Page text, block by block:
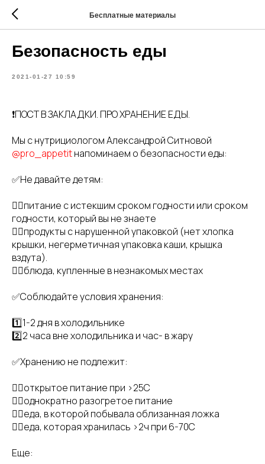
Бесплатные материалы
Безопасность еды
2021-01-27 10:59
❗️ПОСТ В ЗАКЛАДКИ. ПРО ХРАНЕНИЕ ЕДЫ.
Мы с нутрициологом Александрой Ситновой
@pro_appetitнапоминаем о безопасности еды:
✅Не давайте детям:
👉🏻питание с истекшим сроком годности или сроком
годности, который вы не знаете
👉🏻продукты с нарушенной упаковкой (нет хлопка
крышки, негерметичная упаковка каши, крышка
вздута).
👉🏻блюда, купленные в незнакомых местах
✅Соблюдайте условия хранения:
1️⃣1-2 дня в холодильнике
2️⃣2 часа вне холодильника и час- в жару
✅Хранению не подлежит:
👉🏻открытое питание при >25C
👉🏻однократно разогретое питание
👉🏻еда, в которой побывала облизанная ложка
👉🏻еда, которая хранилась >2ч при 6-70С
Еще: